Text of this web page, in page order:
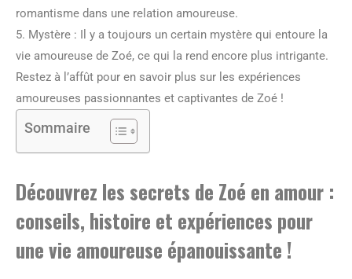
romantisme dans une relation amoureuse.
5. Mystère : Il y a toujours un certain mystère qui entoure la
vie amoureuse de Zoé, ce qui la rend encore plus intrigante.
Restez à l’affût pour en savoir plus sur les expériences
amoureuses passionnantes et captivantes de Zoé !
Sommaire
Découvrez les secrets de Zoé en amour :
conseils, histoire et expériences pour
une vie amoureuse épanouissante !